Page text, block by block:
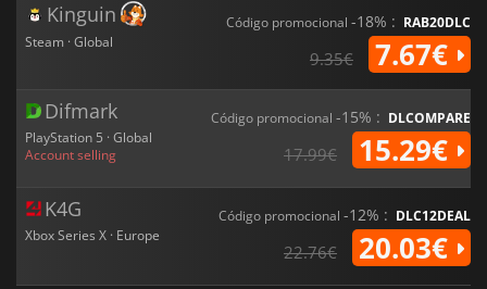
Kinguin
Steam · Global
Código promocional -18% : RAB20DLC
9.35€ 7.67€
Difmark
PlayStation 5 · Global
Account selling
Código promocional -15% : DLCOMPARE
17.99€ 15.29€
K4G
Xbox Series X · Europe
Código promocional -12% : DLC12DEAL
22.76€ 20.03€